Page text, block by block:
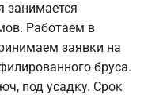
занимается
Работаем в
заявки на
бруса.
под усадку. Срок